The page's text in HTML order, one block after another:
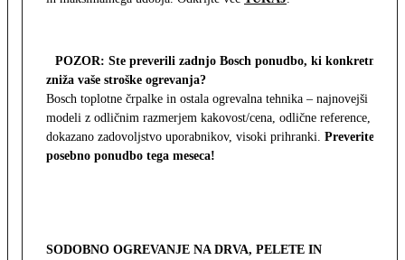
POZOR: Ste preverili zadnjo Bosch ponudbo, ki konkretno
zniža vaše stroške ogrevanja?
Bosch toplotne črpalke in ostala ogrevalna tehnika – najnovejši
modeli z odličnim razmerjem kakovost/cena, odlične reference,
dokazano zadovoljstvo uporabnikov, visoki prihranki. Preverite
posebno ponudbo tega meseca!
SODOBNO OGREVANJE NA DRVA, PELETE IN